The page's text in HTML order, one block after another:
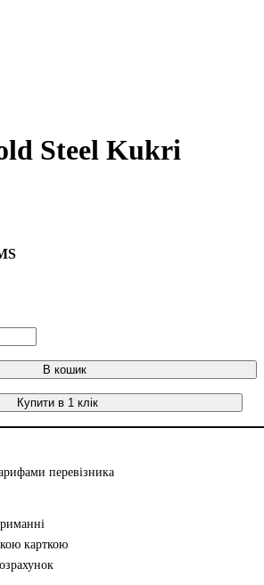
Steel Kukri
В кошик
Купити в 1 клік
перевізника
карткою